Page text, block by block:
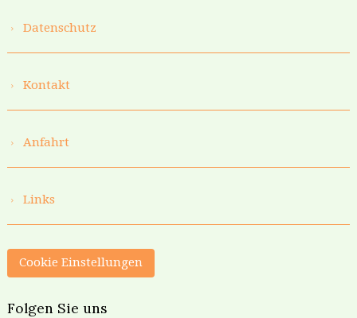
Datenschutz
Kontakt
Anfahrt
Links
Cookie Einstellungen
Folgen Sie uns